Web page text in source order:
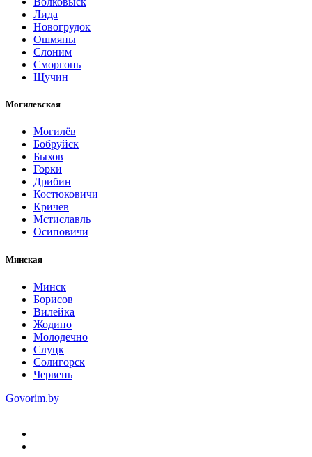
Лида
Новогрудок
Ошмяны
Слоним
Сморгонь
Щучин
Могилевская
Могилёв
Бобруйск
Быхов
Горки
Дрибин
Костюковичи
Кричев
Мстиславль
Осиповичи
Минская
Минск
Борисов
Вилейка
Жодино
Молодечно
Слуцк
Солигорск
Червень
Govorim.by